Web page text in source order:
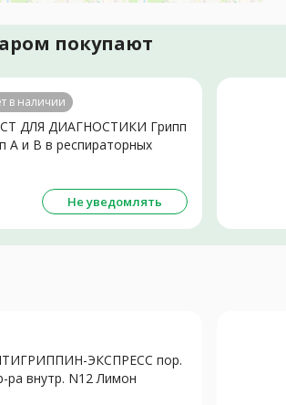
покупают
в наличии
ДЛЯ ДИАГНОСТИКИ Грипп
А и В в респираторных
Не уведомлять
ЭКСПРЕСС пор.
ра внутр. N12 Лимон